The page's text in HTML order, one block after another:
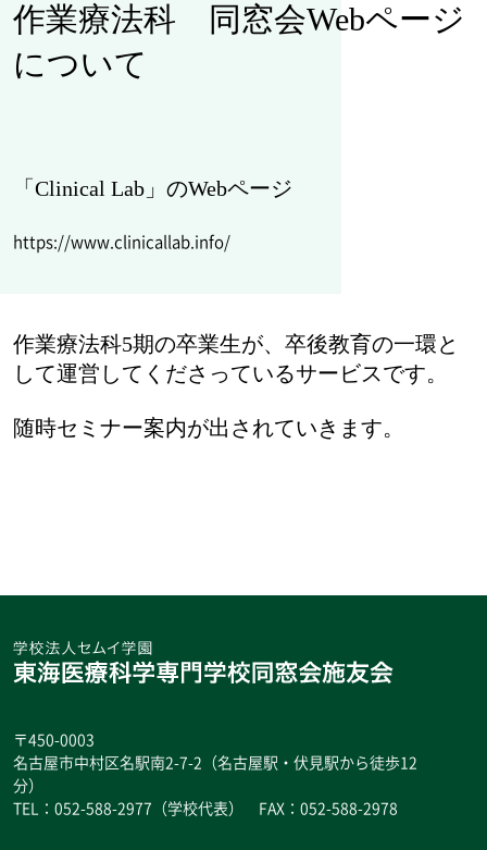
作業療法科 同窓会Webページ
について
「Clinical Lab」のWebページ
https://www.clinicallab.info/
作業療法科5期の卒業生が、卒後教育の一環と
して運営してくださっているサービスです。
随時セミナー案内が出されていきます。
〒450-0003
名古屋市中村区名駅南2-7-2（名古屋駅・伏見駅から徒歩12
分）
TEL：052-588-2977（学校代表） FAX：052-588-2978